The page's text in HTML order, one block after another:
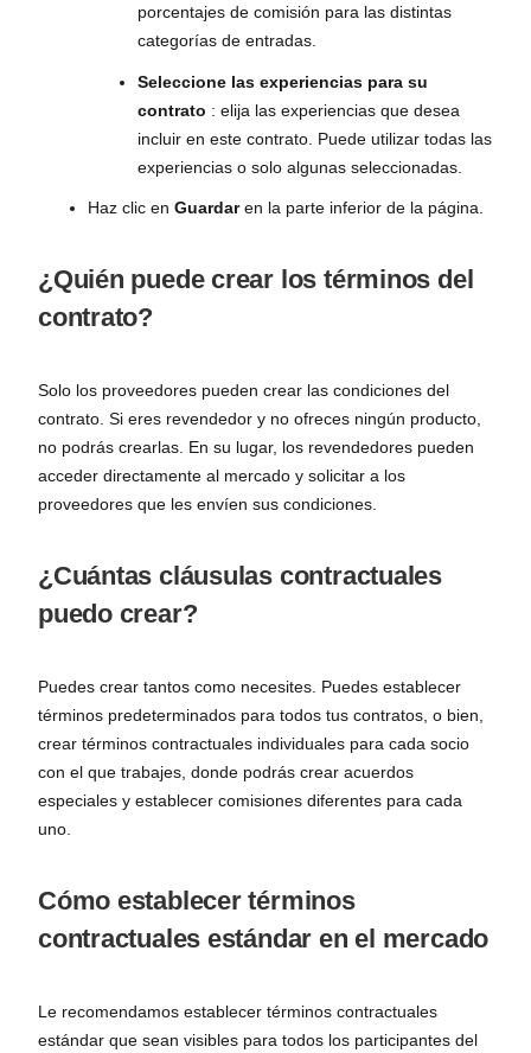
porcentajes de comisión para las distintas
categorías de entradas.
Seleccione las experiencias para su
contrato : elija las experiencias que desea
incluir en este contrato. Puede utilizar todas las
experiencias o solo algunas seleccionadas.
Haz clic en Guardaren la parte inferior de la página.
¿Quién puede crear los términos del
contrato?
Solo los proveedores pueden crear las condiciones del
contrato. Si eres revendedor y no ofreces ningún producto,
no podrás crearlas. En su lugar, los revendedores pueden
acceder directamente al mercado y solicitar a los
proveedores que les envíen sus condiciones.
¿Cuántas cláusulas contractuales
puedo crear?
Puedes crear tantos como necesites. Puedes establecer
términos predeterminados para todos tus contratos, o bien,
crear términos contractuales individuales para cada socio
con el que trabajes, donde podrás crear acuerdos
especiales y establecer comisiones diferentes para cada
uno.
Cómo establecer términos
contractuales estándar en el mercado
Le recomendamos establecer términos contractuales
estándar que sean visibles para todos los participantes del